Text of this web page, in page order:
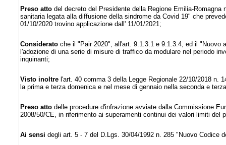
Preso atto del decreto del Presidente della Regione Emilia-
sanitaria legata alla diffusione della sindrome da Covid 19" che
01/10/2020 trovino applicazione dall' 11/01/2021;
Considerato che il "Pair 2020", all'art. 9.1.3.1 e 9.1.3.4, ed il "Nuovo
l'adozione di una serie di misure di traffico da modulare nel periodo
inquinanti;
Visto inoltre l'art. 40 comma 3 della Legge Regionale 22/10/2018 n.
la prima e terza domenica e nel mese di gennaio nella seconda e
Preso atto delle procedure d'infrazione avviate dalla Commissione
2008/50/CE, in riferimento ai superamenti continui dei valori limiti
Ai sensi degli art. 5 - 7 del D.Lgs. 30/04/1992 n. 285 "Nuovo Codice